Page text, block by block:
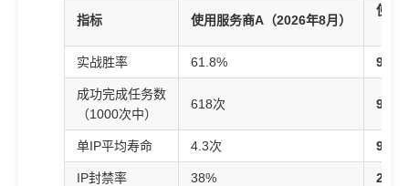
指标 使用服务商A（2026年8月）
使用
实战胜率 61.8%
成功完成任务数
（1000次中）
618次 968
单IP平均寿命 4.3次 9.6次
IP封禁率 38% 2%